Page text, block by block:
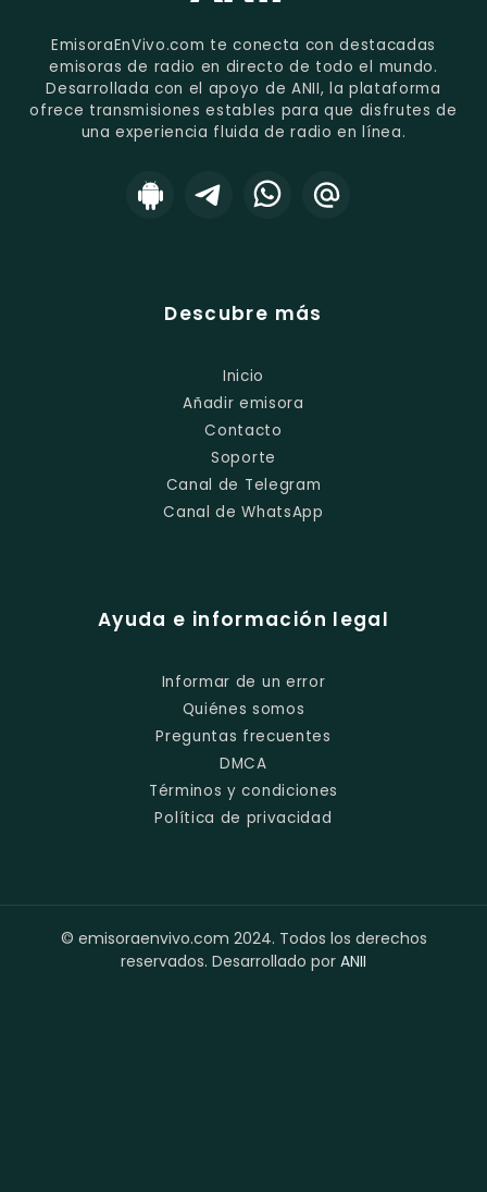
EmisoraEnVivo.com te conecta con destacadas
emisoras de radio en directo de todo el mundo.
Desarrollada con el apoyo de ANII, la plataforma
ofrece transmisiones estables para que disfrutes de
una experiencia fluida de radio en línea.
Descubre más
Inicio
Añadir emisora
Contacto
Soporte
Canal de Telegram
Canal de WhatsApp
Ayuda e información legal
Informar de un error
Quiénes somos
Preguntas frecuentes
DMCA
Términos y condiciones
Política de privacidad
© emisoraenvivo.com 2024. Todos los derechos
reservados. Desarrollado por ANII